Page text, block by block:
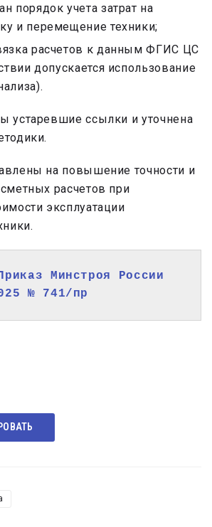
порядок учета затрат на
и перемещение техники;
расчетов к данным ФГИС ЦС
допускается использование
устаревшие ссылки и уточнена
на повышение точности и
расчетов при
эксплуатации
Минстроя России
№ 741/пр